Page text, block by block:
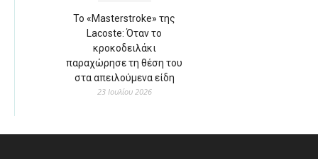
Το «Masterstroke» της
Lacoste: Όταν το
κροκοδειλάκι
παραχώρησε τη θέση του
στα απειλούμενα είδη
23 Ιουλίου 2026